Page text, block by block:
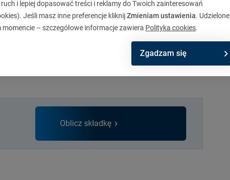
z gum, które są wystarczająco miękkie, by
twarde, by nie ulec zwulkanizowaniu w
tak, aby radzić sobie z różnymi warunkami
letnie i zimowe.
Oblicz składkę
i lepiej dopasować treści i reklamy do Twoich zainteresowań
Jeśli masz inne preferencje kliknijZmieniam ustawienia. Udzielone
– szczegółowe informacje zawiera Polityka cookies.
Zgadzam się